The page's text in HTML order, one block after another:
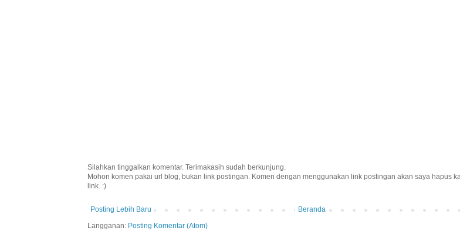
Silahkan tinggalkan komentar. Terimakasih sudah berkunjung.
Mohon komen pakai url blog, bukan link postingan. Komen dengan menggunakan link postingan akan saya hapus
link. :)
Posting Lebih Baru
Beranda
Langganan: Posting Komentar (Atom)